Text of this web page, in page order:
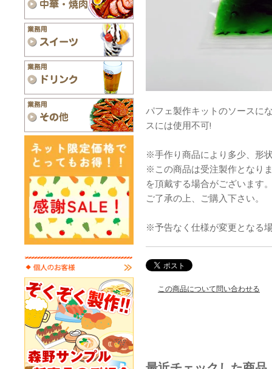
パフェ製作キットのソースに
スには使用不可!
※手作り商品により多少、形
※この商品は受注製作となり
を頂戴する場合がございます
ご了承の上、ご購入下さい。
※予告なく仕様が変更となる
この商品について問い合わせる